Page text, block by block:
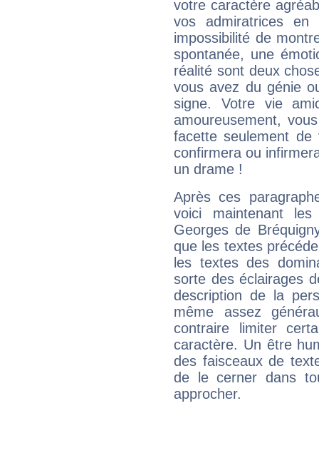
votre caractère
vos admiratrices
impossibilité de
spontanée, une
réalité sont deux
vous avez du génie
signe. Votre vie
amoureusement,
facette seulement
confirmera ou
un drame !
Après ces
voici maintenant
Georges de
que les textes
les textes des
sorte des éclairages
description de la
même assez
contraire limiter
caractère. Un être
des faisceaux de
de le cerner dans
approcher.